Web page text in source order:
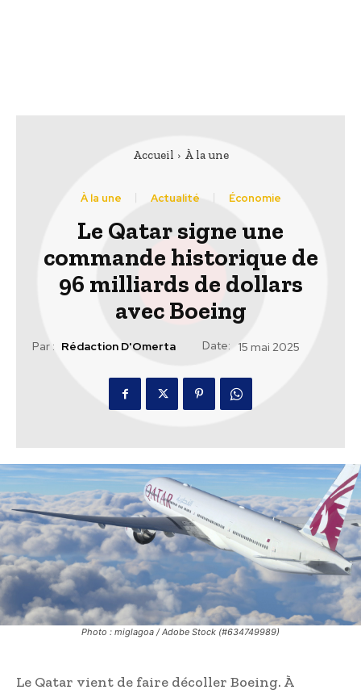
Accueil À la une
À la une Actualité Économie
Le Qatar signe une
commande historique de
96 milliards de dollars
avec Boeing
Par : Rédaction D'Omerta Date: 15 mai 2025
Photo : miglagoa / Adobe Stock (#634749989)
Le Qatar vient de faire décoller Boeing. À